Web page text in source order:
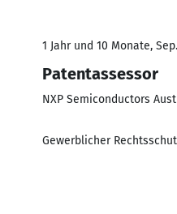
1 Jahr und 10 Monate,
Patentassessor
NXP Semiconductors
Gewerblicher